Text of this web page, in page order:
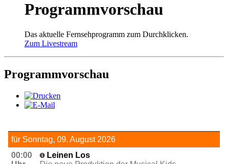
Programmvorschau
Das aktuelle Fernsehprogramm zum Durchklicken.
Zum Livestream
Programmvorschau